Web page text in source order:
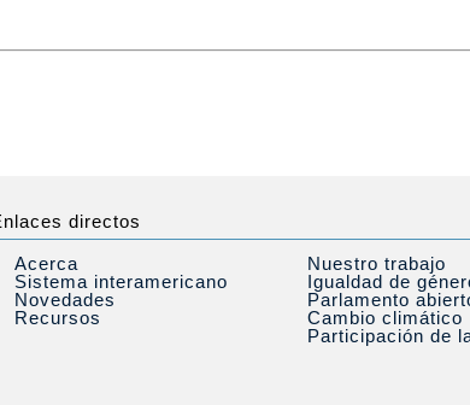
directos
Acerca
Sistema interamericano
Novedades
Recursos
Nuestro trabajo
Igualdad de
Parlamento
Cambio climático
Participación de